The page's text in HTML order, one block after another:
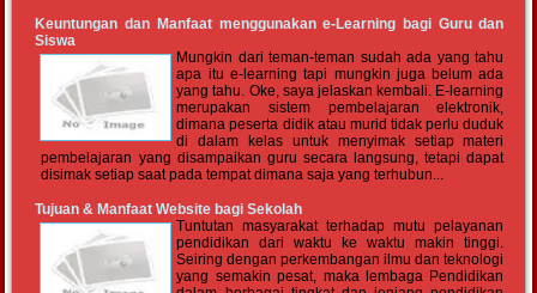
Keuntungan dan Manfaat menggunakan e-Learning bagi Guru dan
Siswa
Mungkin dari teman-teman sudah ada yang tahu
apa itu e-learning tapi mungkin juga belum ada
yang tahu. Oke, saya jelaskan kembali. E-learning
merupakan sistem pembelajaran elektronik,
dimana peserta didik atau murid tidak perlu duduk
di dalam kelas untuk menyimak setiap materi
pembelajaran yang disampaikan guru secara langsung, tetapi dapat
disimak setiap saat pada tempat dimana saja yang terhubun...
Tujuan & Manfaat Website bagi Sekolah
Tuntutan masyarakat terhadap mutu pelayanan
pendidikan dari waktu ke waktu makin tinggi.
Seiring dengan perkembangan ilmu dan teknologi
yang semakin pesat, maka lembaga Pendidikan